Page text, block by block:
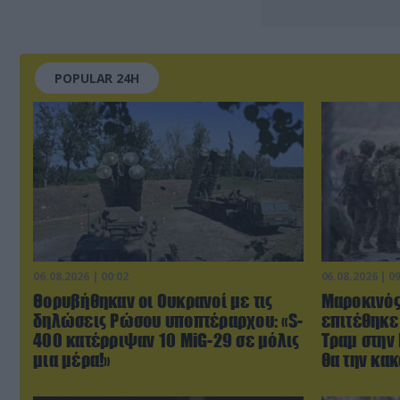
POPULAR 24H
06.08.2026 | 00:02
Θορυβήθηκαν οι Ουκρανοί με τις
δηλώσεις Ρώσου υποπτέραρχου: «S-
400 κατέρριψαν 10 MiG-29 σε μόλις
μια μέρα!»
06.08.2026 |
Τραμ στην
θα την